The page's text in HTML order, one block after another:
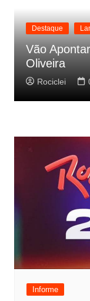
Destaque
Vão
Oliveira
Rociclei
Informe